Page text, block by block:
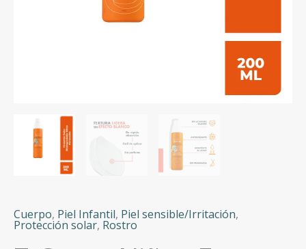
Cuerpo, Piel Infantil, Piel sensible/Irritación,
Protección solar, Rostro